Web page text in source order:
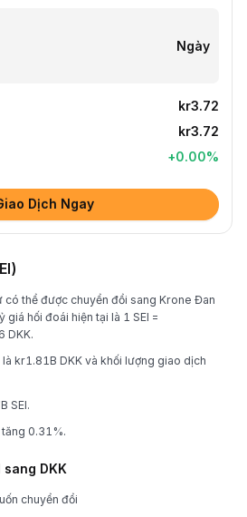
Ngày
kr3.72
kr3.72
+0.00%
Dịch Ngay
có thể được chuyển đổi sang Krone Đan
giá hối đoái hiện tại là 1 SEI =
DKK.
kr1.81B DKK và khối lượng giao dịch
SEI.
0.31%.
DKK
chuyển đổi